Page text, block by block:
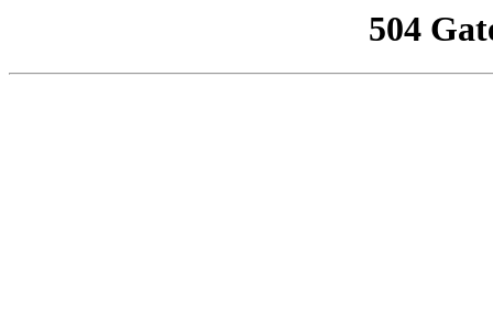
504